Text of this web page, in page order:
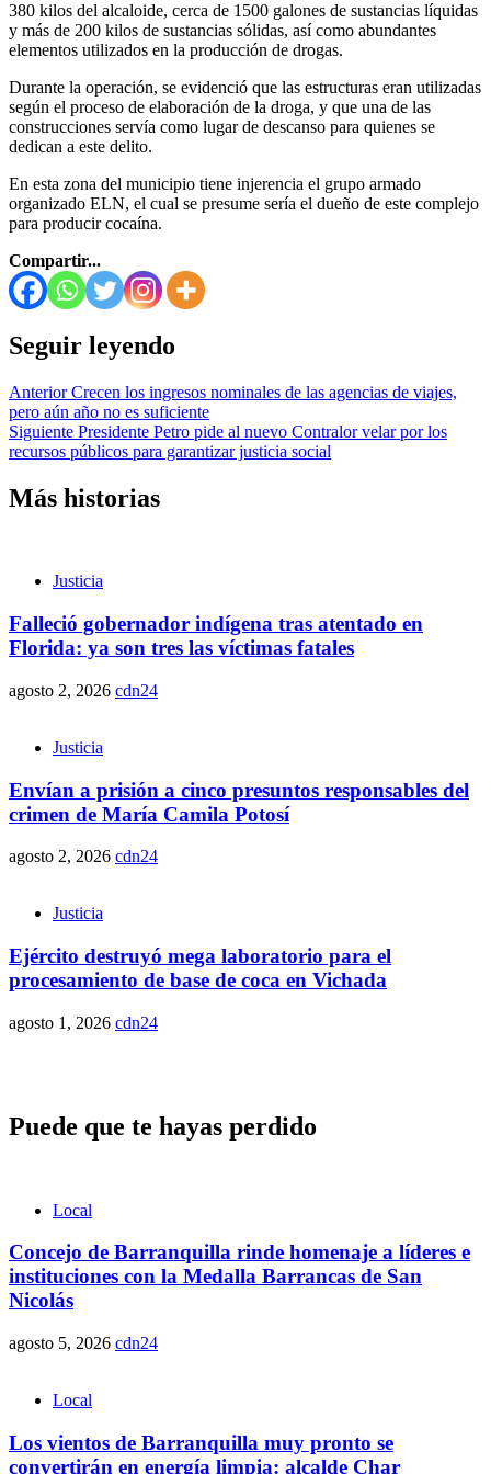
380 kilos del alcaloide, cerca de 1500 galones de sustancias líquidas
y más de 200 kilos de sustancias sólidas, así como abundantes
elementos utilizados en la producción de drogas.
Durante la operación, se evidenció que las estructuras eran utilizadas
según el proceso de elaboración de la droga, y que una de las
construcciones servía como lugar de descanso para quienes se
dedican a este delito.
En esta zona del municipio tiene injerencia el grupo armado
organizado ELN, el cual se presume sería el dueño de este complejo
para producir cocaína.
Compartir...
Seguir leyendo
AnteriorCrecen los ingresos nominales de las agencias de viajes,
pero aún año no es suficiente
Siguiente Presidente Petro pide al nuevo Contralor velar por los
recursos públicos para garantizar justicia social
Más historias
Justicia
Falleció gobernador indígena tras atentado en
Florida: ya son tres las víctimas fatales
agosto 2, 2026 cdn24
Justicia
Envían a prisión a cinco presuntos responsables del
crimen de María Camila Potosí
agosto 2, 2026 cdn24
Justicia
Ejército destruyó mega laboratorio para el
procesamiento de base de coca en Vichada
agosto 1, 2026 cdn24
Puede que te hayas perdido
Local
Concejo de Barranquilla rinde homenaje a líderes e
instituciones con la Medalla Barrancas de San
Nicolás
agosto 5, 2026 cdn24
Local
Los vientos de Barranquilla muy pronto se
convertirán en energía limpia: alcalde Char